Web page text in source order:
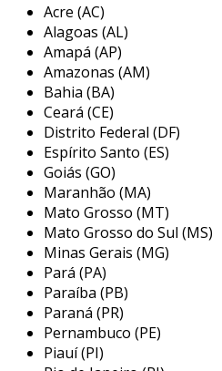
principais:
alta densidade de
proporcionam uma
significativa de energia
compacto.
longa vida Útil: com uma
manutenção, podem
tempo, reduzindo a
frequentes.
resistência às condições
projetadas para operar
condições, incluem
temperaturas extremas.
eficácia em carga rápida
capacidade de
Acre (AC)
Alagoas (AL)
Amapá (AP)
Amazonas (AM)
Bahia (BA)
Ceará (CE)
Distrito Federal (DF)
Espírito Santo (ES)
Goiás (GO)
Maranhão (MA)
Mato Grosso (MT)
Mato Grosso do Sul (MS)
Minas Gerais (MG)
Pará (PA)
Paraíba (PB)
Paraná (PR)
Pernambuco (PE)
Piauí (PI)